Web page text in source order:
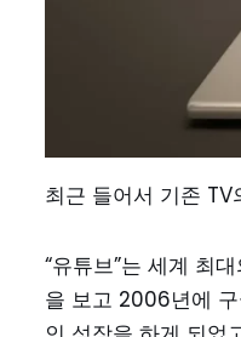
최근 들어서 기존
“유튜브”는 세계 최
을 보고 2006년에